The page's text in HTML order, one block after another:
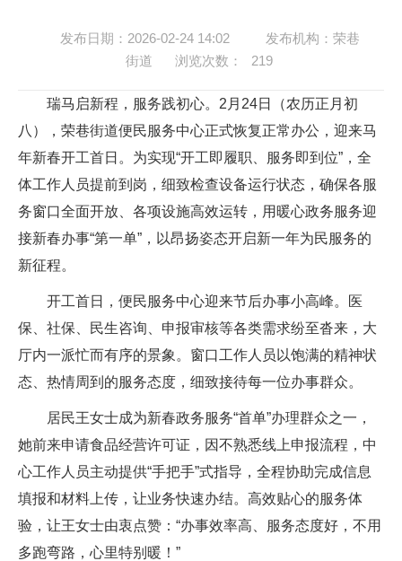
发布日期：2026-02-24 14:02
发布机构：荣巷
街道
浏览次数： 219
瑞马启新程，服务践初心。2月24日（农历正月初
八），荣巷街道便民服务中心正式恢复正常办公，迎来马
年新春开工首日。为实现“开工即履职、服务即到位”，全
体工作人员提前到岗，细致检查设备运行状态，确保各服
务窗口全面开放、各项设施高效运转，用暖心政务服务迎
接新春办事“第一单”，以昂扬姿态开启新一年为民服务的
新征程。
开工首日，便民服务中心迎来节后办事小高峰。医
保、社保、民生咨询、申报审核等各类需求纷至沓来，大
厅内一派忙而有序的景象。窗口工作人员以饱满的精神状
态、热情周到的服务态度，细致接待每一位办事群众。
居民王女士成为新春政务服务“首单”办理群众之一，
她前来申请食品经营许可证，因不熟悉线上申报流程，中
心工作人员主动提供“手把手”式指导，全程协助完成信息
填报和材料上传，让业务快速办结。高效贴心的服务体
验，让王女士由衷点赞：“办事效率高、服务态度好，不用
多跑弯路，心里特别暖！”